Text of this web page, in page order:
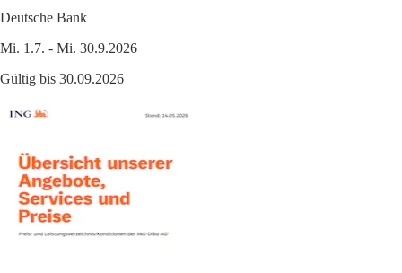
Deutsche Bank
Mi. 1.7. - Mi. 30.9.2026
Gültig bis 30.09.2026